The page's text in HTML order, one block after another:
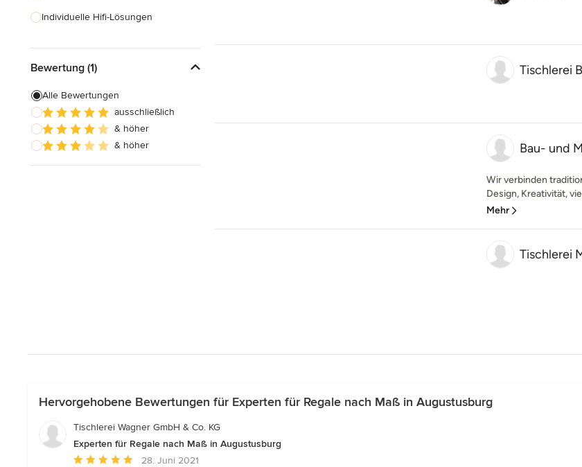
Individuelle Hifi-Lösungen
Küchenschränke nach Maß
Regale nach Maß
Schreinerarbeiten
Holzbehandlung
Bewertung (1)
Alle Bewertungen
ausschließlich
& höher
& höher
Tischlerei
Bau- und
Wir verbinden
Design, Kreativität,
Mehr
Tischlerei
Hervorgehobene Bewertungen für Experten für Regale nach Maß in Augustusburg
Tischlerei Wagner GmbH & Co. KG
Experten für Regale nach Maß in Augustusburg
Durchschnittliche28. Juni 2021